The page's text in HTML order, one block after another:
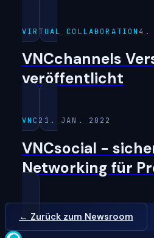
VIRTUAL COLLABORATION 4.
VNCchannels
veröffentlicht
VNC 21. JAN. 2022
VNCsocial -
Networking für
← Zurück zum Newsroom